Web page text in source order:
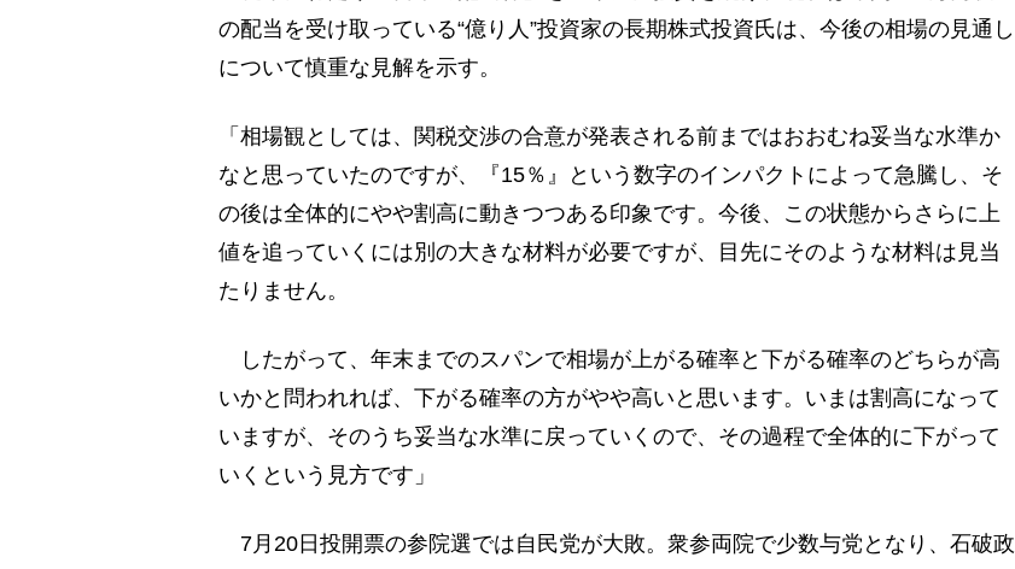
の配当を受け取っている“億り人”投資家の長期株式投資氏は、今後の相場の見通し
について慎重な見解を示す。
「相場観としては、関税交渉の合意が発表される前まではおおむね妥当な水準か
なと思っていたのですが、『15％』という数字のインパクトによって急騰し、そ
の後は全体的にやや割高に動きつつある印象です。今後、この状態からさらに上
値を追っていくには別の大きな材料が必要ですが、目先にそのような材料は見当
たりません。
したがって、年末までのスパンで相場が上がる確率と下がる確率のどちらが高
いかと問われれば、下がる確率の方がやや高いと思います。いまは割高になって
いますが、そのうち妥当な水準に戻っていくので、その過程で全体的に下がって
いくという見方です」
7月20日投開票の参院選では自民党が大敗。衆参両院で少数与党となり、石破政